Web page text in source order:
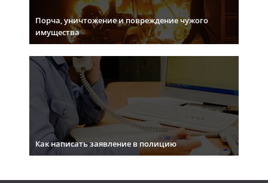
Порча, уничтожение и повреждение чужого
имущества
Как написать заявление в полицию